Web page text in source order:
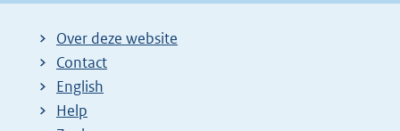
Over deze website
Contact
English
Help